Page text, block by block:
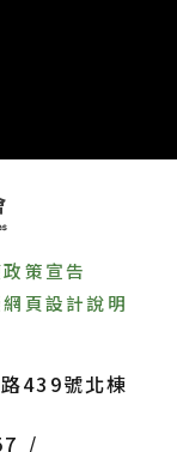
策宣告
頁設計說明
439號北棟
/